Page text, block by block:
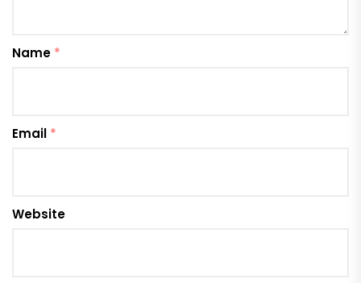
Name *
Email *
Website